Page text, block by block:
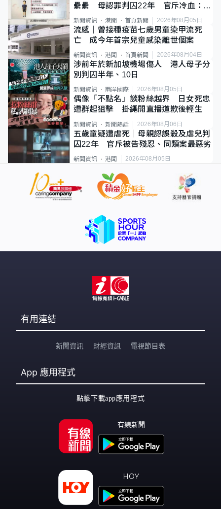
纍纍 母認罪判囚22年 官斥冷血：同
類案最惡劣
新聞資訊 港聞 首頁新聞 2026年08月05日
流感｜曾接種疫苗七歲男童染甲流死
亡 成今年首宗兒童感染離世個案
新聞資訊 港聞 首頁新聞 2026年08月04日
涉前年於新加坡機場傷人 港人母子分
別判囚半年、10日
新聞資訊 兩岸國際 2026年08月05日
偶像「不點名」談粉絲越界 日女死忠
遭群起狙擊 掛繩開直播道歉後輕生
新聞資訊 新聞熱話 2026年08月06日
五歲童疑遭虐死｜母親認誤殺及虐兒判
囚22年 官斥被告殘忍、同類案最惡劣
新聞資訊 港聞 2026年08月05日
有用連結
新聞資訊 財經資訊 電視節目表
App 應用程式
點擊下載app應用程式
有線新聞
HOY